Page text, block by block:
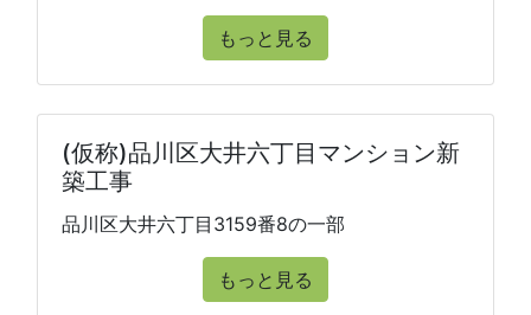
もっと見る
(仮称)品川区大井六丁目マンション新
築工事
品川区大井六丁目3159番8の一部
もっと見る